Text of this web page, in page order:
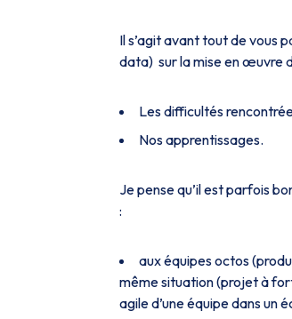
Il s’agit avant tout de vous
data) sur la mise en œuvre
Les difficultés
Nos apprentissages.
Je pense qu’il est parfois
:
aux équipes octos
même situation (projet à
agile d’une équipe dans un